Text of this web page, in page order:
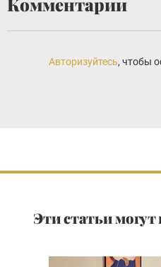
Авторизуйтесь, чтобы
Эти статьи